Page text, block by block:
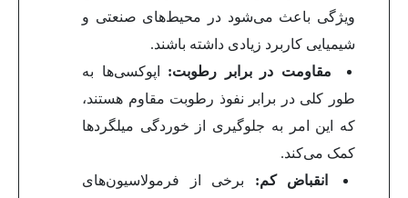
ویژگی باعث می‌شود در محیط‌های صنعتی و
شیمیایی کاربرد زیادی داشته باشند.
مقاومت در برابر رطوبت: اپوکسی‌ها به
طور کلی در برابر نفوذ رطوبت مقاوم هستند،
که این امر به جلوگیری از خوردگی میلگردها
کمک می‌کند.
انقباض کم: برخی از فرمولاسیون‌های